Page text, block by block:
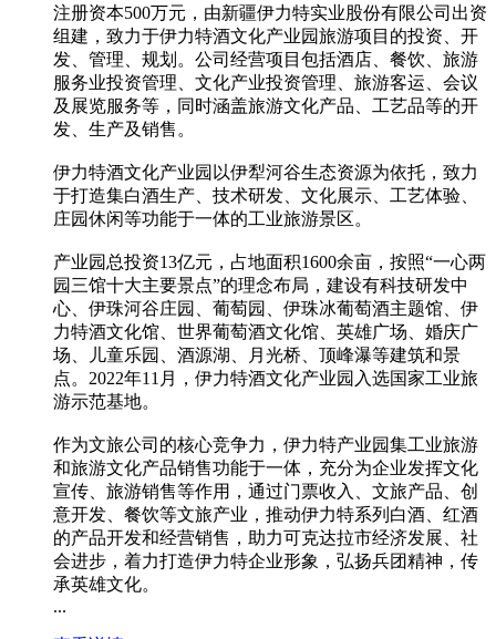
注册资本500万元，由新疆伊力特实业股份有限公司出资
组建，致力于伊力特酒文化产业园旅游项目的投资、开
发、管理、规划。公司经营项目包括酒店、餐饮、旅游
服务业投资管理、文化产业投资管理、旅游客运、会议
及展览服务等，同时涵盖旅游文化产品、工艺品等的开
发、生产及销售。
伊力特酒文化产业园以伊犁河谷生态资源为依托，致力
于打造集白酒生产、技术研发、文化展示、工艺体验、
庄园休闲等功能于一体的工业旅游景区。
产业园总投资13亿元，占地面积1600余亩，按照“一心两
园三馆十大主要景点”的理念布局，建设有科技研发中
心、伊珠河谷庄园、葡萄园、伊珠冰葡萄酒主题馆、伊
力特酒文化馆、世界葡萄酒文化馆、英雄广场、婚庆广
场、儿童乐园、酒源湖、月光桥、顶峰瀑等建筑和景
点。2022年11月，伊力特酒文化产业园入选国家工业旅
游示范基地。
作为文旅公司的核心竞争力，伊力特产业园集工业旅游
和旅游文化产品销售功能于一体，充分为企业发挥文化
宣传、旅游销售等作用，通过门票收入、文旅产品、创
意开发、餐饮等文旅产业，推动伊力特系列白酒、红酒
的产品开发和经营销售，助力可克达拉市经济发展、社
会进步，着力打造伊力特企业形象，弘扬兵团精神，传
承英雄文化。
...